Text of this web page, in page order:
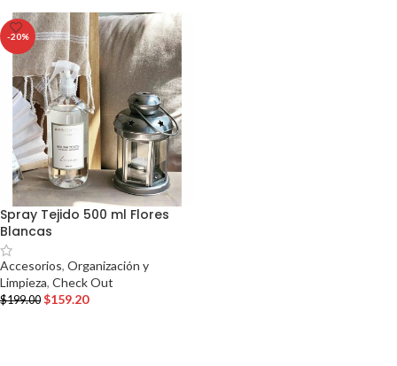
-20%
Spray Tejido 500 ml Flores
Blancas
Accesorios, Organización y
Limpieza, Check Out
$199.00 $159.20